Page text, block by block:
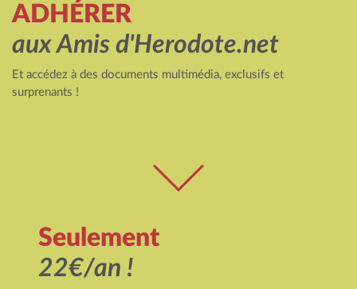
ADHÉRER
aux Amis d'Herodote.net
Et accédez à des documents multimédia, exclusifs et
surprenants !
Seulement
22€/an !